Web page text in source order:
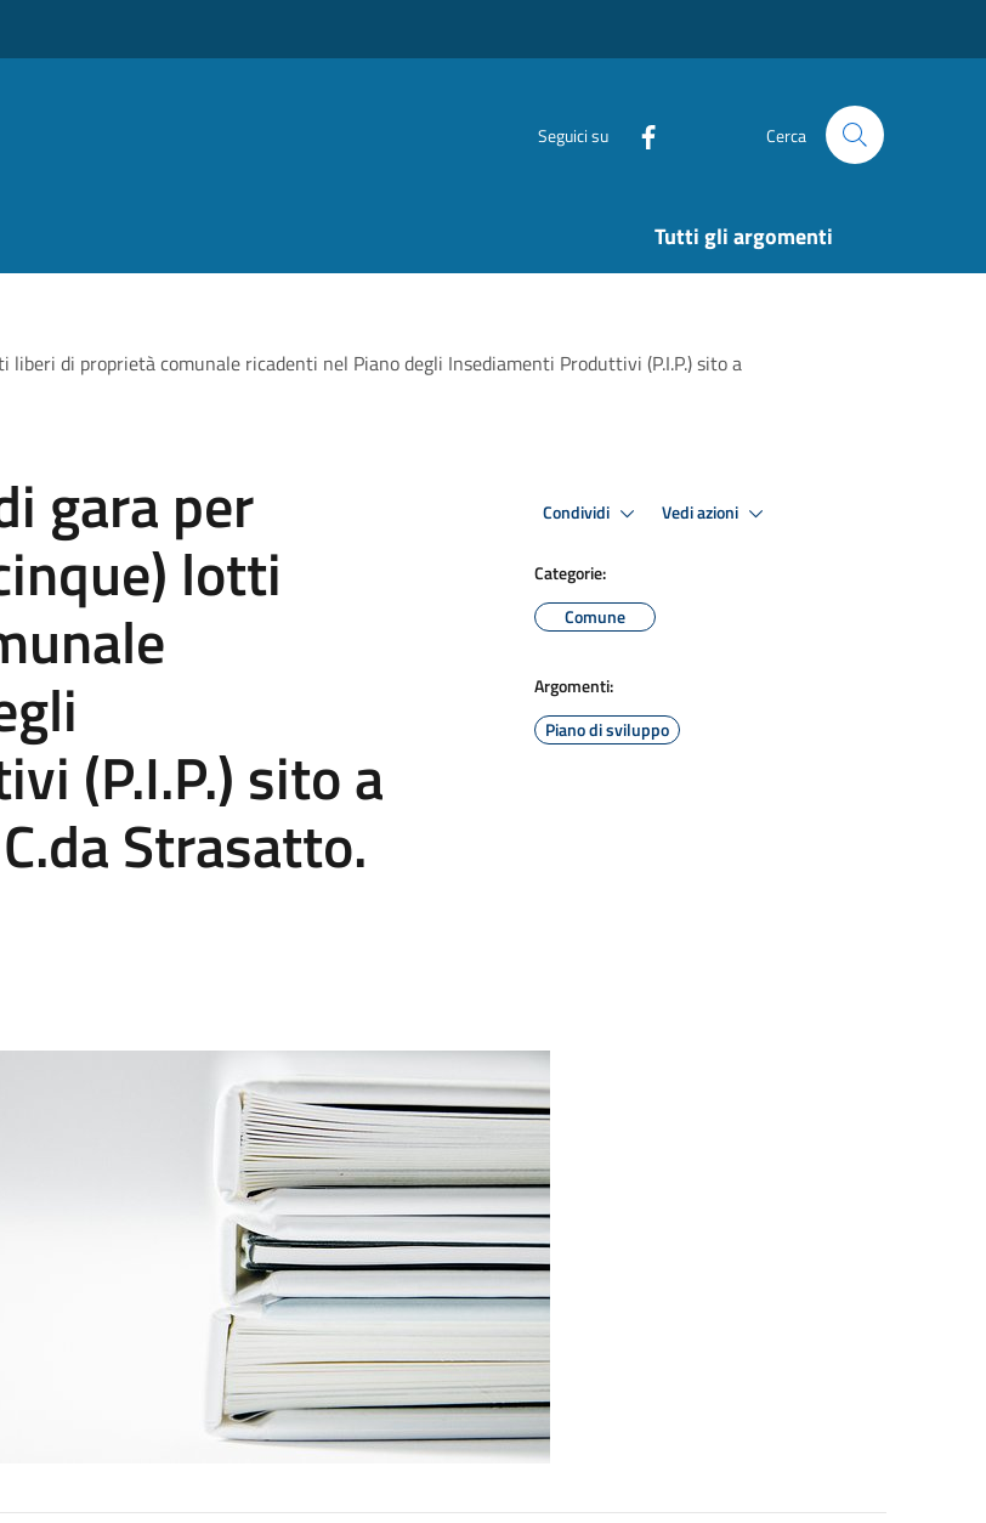
Seguici su Cerca
Tutti gli argomenti
liberi di proprietà comunale ricadenti nel Piano degli Insediamenti Produttivi (P.I.P.) sito a
gara per
lotti
(P.I.P.) sito a
Strasatto.
Condividi Vedi azioni
Categorie:
Comune
Argomenti:
Piano di sviluppo